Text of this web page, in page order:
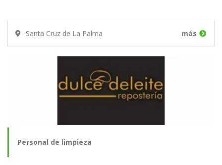
Santa Cruz de La Palma más
Personal de limpieza